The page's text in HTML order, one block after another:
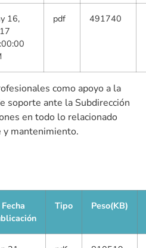
16,
pdf 491740
como apoyo a la
soporte ante la Subdirección
en todo lo relacionado
mantenimiento.
Fecha
Tipo Peso(KB)